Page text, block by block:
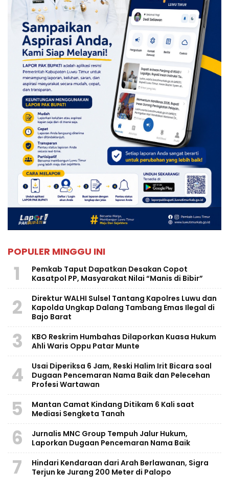
POPULER MINGGU INI
1
Pemkab Taput Dapatkan Desakan Copot
Kasatpol PP, Masyarakat Nilai “Manis di Bibir”
2
Direktur WALHI Sulsel Tantang Kapolres Luwu dan
Kapolda Ungkap Dalang Tambang Emas Ilegal di
Bajo Barat
3
KBO Reskrim Humbahas Dilaporkan Kuasa Hukum
Ahli Waris Oppu Patar Munte
4
Usai Diperiksa 6 Jam, Reski Halim Irit Bicara soal
Dugaan Pencemaran Nama Baik dan Pelecehan
Profesi Wartawan
5
Mantan Camat Kindang Ditikam 6 Kali saat
Mediasi Sengketa Tanah
6
Jurnalis MNC Group Tempuh Jalur Hukum,
Laporkan Dugaan Pencemaran Nama Baik
7
Hindari Kendaraan dari Arah Berlawanan, Sigra
Terjun ke Jurang 200 Meter di Palopo